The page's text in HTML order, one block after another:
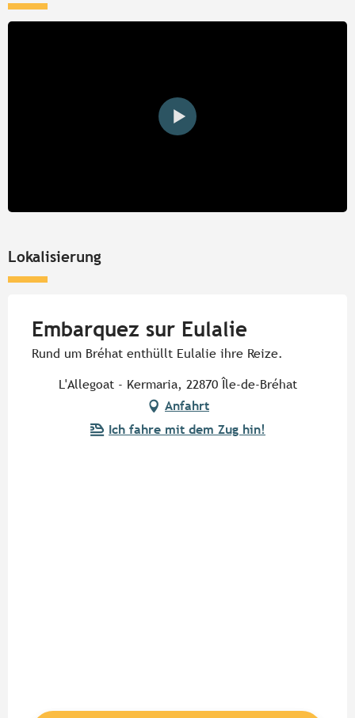
Lokalisierung
Embarquez sur Eulalie
Rund um Bréhat enthüllt Eulalie ihre Reize.
L'Allegoat - Kermaria, 22870 Île-de-Bréhat
Anfahrt
Ich fahre mit dem Zug hin!